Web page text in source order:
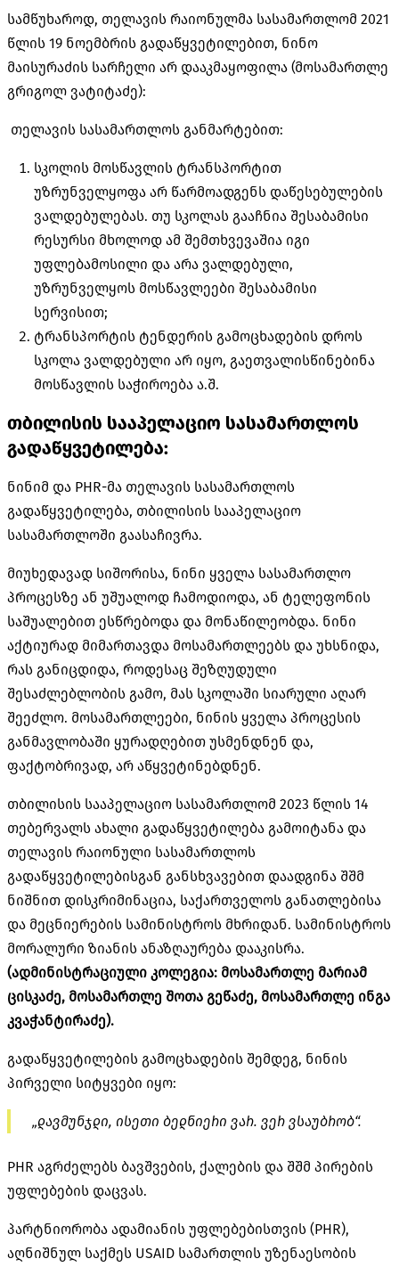
სამწუხაროდ, თელავის რაიონულმა სასამართლომ 2021
წლის 19 ნოემბრის გადაწყვეტილებით, ნინო
მაისურაძის სარჩელი არ დააკმაყოფილა (მოსამართლე
გრიგოლ ვატიტაძე):
თელავის სასამართლოს განმარტებით:
სკოლის მოსწავლის ტრანსპორტით
უზრუნველყოფა არ წარმოადგენს დაწესებულების
ვალდებულებას. თუ სკოლას გააჩნია შესაბამისი
რესურსი მხოლოდ ამ შემთხვევაშია იგი
უფლებამოსილი და არა ვალდებული,
უზრუნველყოს მოსწავლეები შესაბამისი
სერვისით;
ტრანსპორტის ტენდერის გამოცხადების დროს
სკოლა ვალდებული არ იყო, გაეთვალისწინებინა
მოსწავლის საჭიროება ა.შ.
თბილისის სააპელაციო სასამართლოს
გადაწყვეტილება:
ნინიმ და PHR-მა თელავის სასამართლოს
გადაწყვეტილება, თბილისის სააპელაციო
სასამართლოში გაასაჩივრა.
მიუხედავად სიშორისა, ნინი ყველა სასამართლო
პროცესზე ან უშუალოდ ჩამოდიოდა, ან ტელეფონის
საშუალებით ესწრებოდა და მონაწილეობდა. ნინი
აქტიურად მიმართავდა მოსამართლეებს და უხსნიდა,
რას განიცდიდა, როდესაც შეზღუდული
შესაძლებლობის გამო, მას სკოლაში სიარული აღარ
შეეძლო. მოსამართლეები, ნინის ყველა პროცესის
განმავლობაში ყურადღებით უსმენდნენ და,
ფაქტობრივად, არ აწყვეტინებდნენ.
თბილისის სააპელაციო სასამართლომ 2023 წლის 14
თებერვალს ახალი გადაწყვეტილება გამოიტანა და
თელავის რაიონული სასამართლოს
გადაწყვეტილებისგან განსხვავებით დაადგინა შშმ
ნიშნით დისკრიმინაცია, საქართველოს განათლებისა
და მეცნიერების სამინისტროს მხრიდან. სამინისტროს
მორალური ზიანის ანაზღაურება დააკისრა.
(ადმინისტრაციული კოლეგია: მოსამართლე მარიამ
ცისკაძე, მოსამართლე შოთა გეწაძე, მოსამართლე ინგა
კვაჭანტირაძე).
გადაწყვეტილების გამოცხადების შემდეგ, ნინის
პირველი სიტყვები იყო:
„დავმუნჯდი, ისეთი ბედნიერი ვარ. ვერ ვსაუბრობ“.
PHR აგრძელებს ბავშვების, ქალების და შშმ პირების
უფლებების დაცვას.
პარტნიორობა ადამიანის უფლებებისთვის (PHR),
აღნიშნულ საქმეს USAID სამართლის უზენაესობის